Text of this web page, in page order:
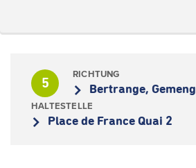
5
RICHTUNG
Bertrange, Gemeng
HALTESTELLE
Place de France Quai 2